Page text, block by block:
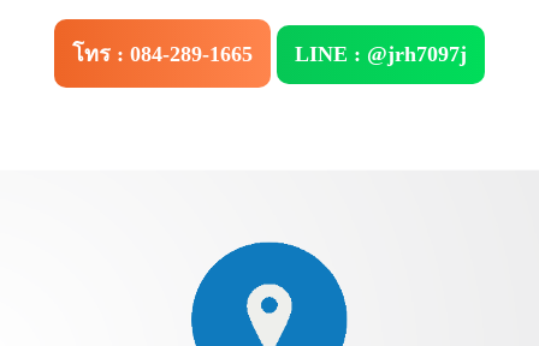
โทร : 084-289-1665 LINE : @jrh7097j